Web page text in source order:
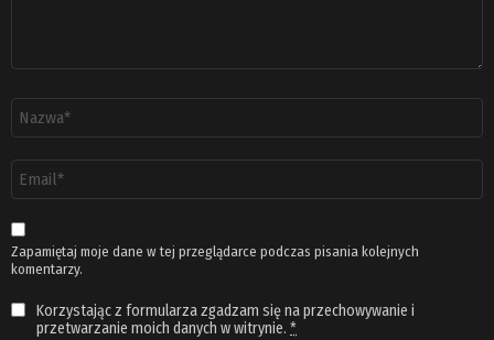
email
*
Zapamiętaj moje dane w tej przeglądarce podczas pisania kolejnych
komentarzy.
Korzystając z formularza zgadzam się na przechowywanie i
przetwarzanie moich danych w witrynie. *